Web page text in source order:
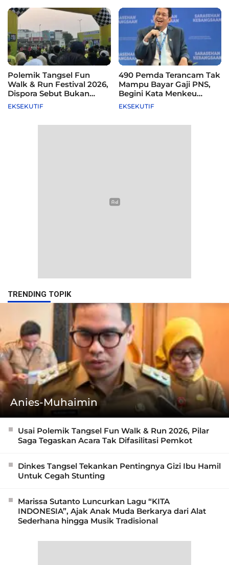
Polemik Tangsel Fun
Walk & Run Festival 2026,
Dispora Sebut Bukan
Agenda Pemkot
EKSEKUTIF
490 Pemda Terancam Tak
Mampu Bayar Gaji PNS,
Begini Kata Menkeu
Purbaya
EKSEKUTIF
TRENDING TOPIK
Anies-Muhaimin
Usai Polemik Tangsel Fun Walk & Run 2026, Pilar
Saga Tegaskan Acara Tak Difasilitasi Pemkot
Dinkes Tangsel Tekankan Pentingnya Gizi Ibu Hamil
Untuk Cegah Stunting
Marissa Sutanto Luncurkan Lagu “KITA
INDONESIA”, Ajak Anak Muda Berkarya dari Alat
Sederhana hingga Musik Tradisional